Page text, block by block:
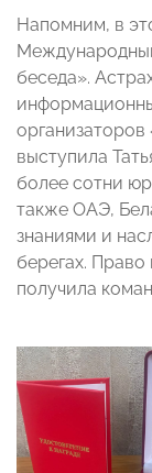
Напомним, в
беседа».
выступила
более сотни
также ОАЭ,
знаниями и
берегах.
получила